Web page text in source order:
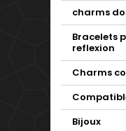
charms
Bracelets
reflexion
Charms
Bijoux